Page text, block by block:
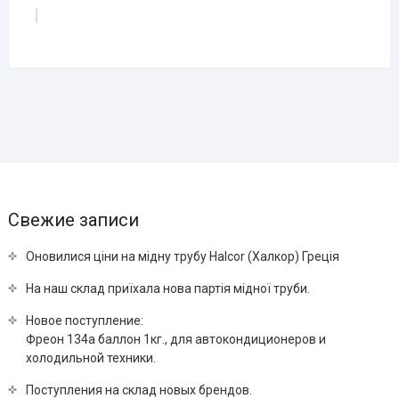
Свежие записи
Оновилися ціни на мідну трубу Halcor (Халкор) Греція
На наш склад приїхала нова партія мідної труби.
Новое поступление:
Фреон 134a баллон 1кг., для автокондиционеров и
холодильной техники.
Поступления на склад новых брендов.